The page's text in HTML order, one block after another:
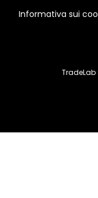
Informativa sui
TradeLab